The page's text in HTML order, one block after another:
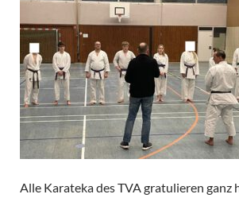
Alle Karateka des TVA gratulieren ganz